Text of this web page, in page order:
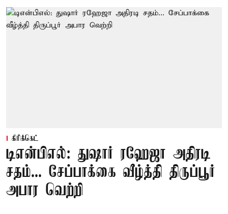
கிரிக்கெட்
டிஎன்பிஎல்: துஷார் ரஹேஜா அதிரடி
சதம்... சேப்பாக்கை வீழ்த்தி திருப்பூர்
அபார வெற்றி